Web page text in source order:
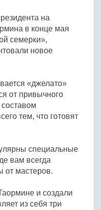
на
в конце мая
семерки»,
новое
«джелато»
от привычного
тем, что готовят
специальные
вам всегда
от мастеров.
и создали
из себя три